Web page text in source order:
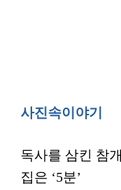
사진속이야기
독사를 삼킨 참
집은 ‘5분’